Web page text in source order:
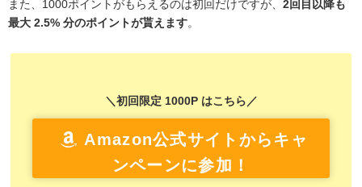
また、1000ポイントがもらえるのは初回だけですが、 2回目以降も
最大 2.5% 分のポイントが貰えます。
＼初回限定 1000P はこちら／
Amazon公式サイトからキャ
ンペーンに参加！